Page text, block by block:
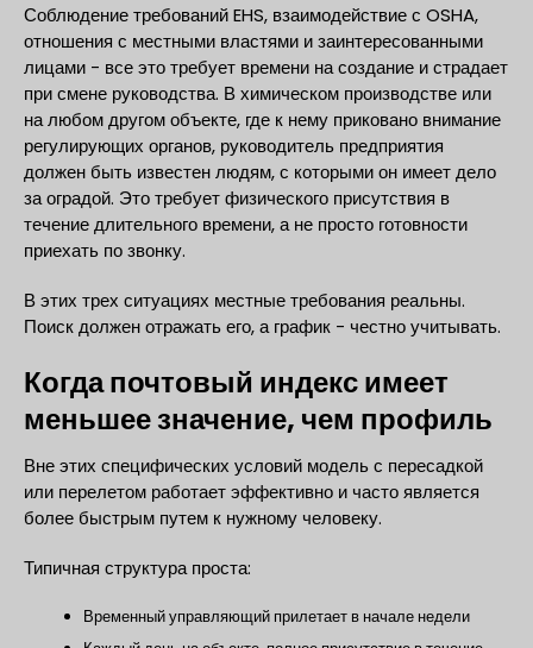
Соблюдение требований EHS, взаимодействие с OSHA,
отношения с местными властями и заинтересованными
лицами - все это требует времени на создание и страдает
при смене руководства. В химическом производстве или
на любом другом объекте, где к нему приковано внимание
регулирующих органов, руководитель предприятия
должен быть известен людям, с которыми он имеет дело
за оградой. Это требует физического присутствия в
течение длительного времени, а не просто готовности
приехать по звонку.
В этих трех ситуациях местные требования реальны.
Поиск должен отражать его, а график - честно учитывать.
Когда почтовый индекс имеет
меньшее значение, чем профиль
Вне этих специфических условий модель с пересадкой
или перелетом работает эффективно и часто является
более быстрым путем к нужному человеку.
Типичная структура проста:
Временный управляющий прилетает в начале недели